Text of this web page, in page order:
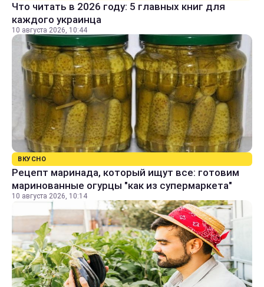
Что читать в 2026 году: 5 главных книг для
каждого украинца
10 августа 2026, 10:44
ВКУСНО
Рецепт маринада, который ищут все: готовим
маринованные огурцы "как из супермаркета"
10 августа 2026, 10:14